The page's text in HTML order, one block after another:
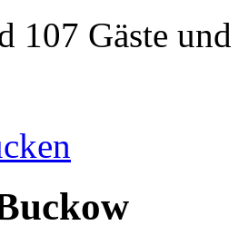
107 Gäste